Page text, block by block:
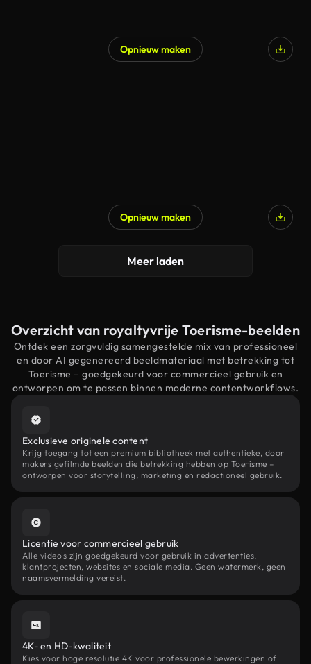
Opnieuw maken
Opnieuw maken
Meer laden
Overzicht van royaltyvrije Toerisme-beelden
Ontdek een zorgvuldig samengestelde mix van professioneel
en door AI gegenereerd beeldmateriaal met betrekking tot
Toerisme – goedgekeurd voor commercieel gebruik en
ontworpen om te passen binnen moderne contentworkflows.
Exclusieve originele content
Krijg toegang tot een premium bibliotheek met authentieke, door
makers gefilmde beelden die betrekking hebben op Toerisme –
ontworpen voor storytelling, marketing en redactioneel gebruik.
Licentie voor commercieel gebruik
Alle video's zijn goedgekeurd voor gebruik in advertenties,
klantprojecten, websites en sociale media. Geen watermerk, geen
naamsvermelding vereist.
4K- en HD-kwaliteit
Kies voor hoge resolutie 4K voor professionele bewerkingen of